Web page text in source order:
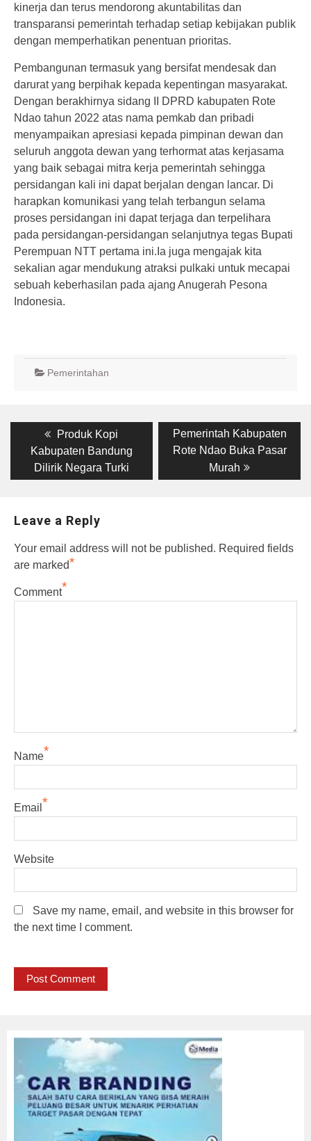
kinerja dan terus mendorong akuntabilitas dan
transparansi pemerintah terhadap setiap kebijakan publik
dengan memperhatikan penentuan prioritas.
Pembangunan termasuk yang bersifat mendesak dan
darurat yang berpihak kepada kepentingan masyarakat.
Dengan berakhirnya sidang II DPRD kabupaten Rote
Ndao tahun 2022 atas nama pemkab dan pribadi
menyampaikan apresiasi kepada pimpinan dewan dan
seluruh anggota dewan yang terhormat atas kerjasama
yang baik sebagai mitra kerja pemerintah sehingga
persidangan kali ini dapat berjalan dengan lancar. Di
harapkan komunikasi yang telah terbangun selama
proses persidangan ini dapat terjaga dan terpelihara
pada persidangan-persidangan selanjutnya tegas Bupati
Perempuan NTT pertama ini.Ia juga mengajak kita
sekalian agar mendukung atraksi pulkaki untuk mecapai
sebuah keberhasilan pada ajang Anugerah Pesona
Indonesia.
Pemerintahan
navigation
Previous
post:
Produk Kopi
Kabupaten Bandung
Dilirik Negara Turki
Next
post:
Pemerintah Kabupaten
Rote Ndao Buka Pasar
Murah
Leave a Reply
Your email address will not be published. Required fields
are marked*
Comment*
Name*
Email *
Website
Save my name, email, and website in this browser for
the next time I comment.